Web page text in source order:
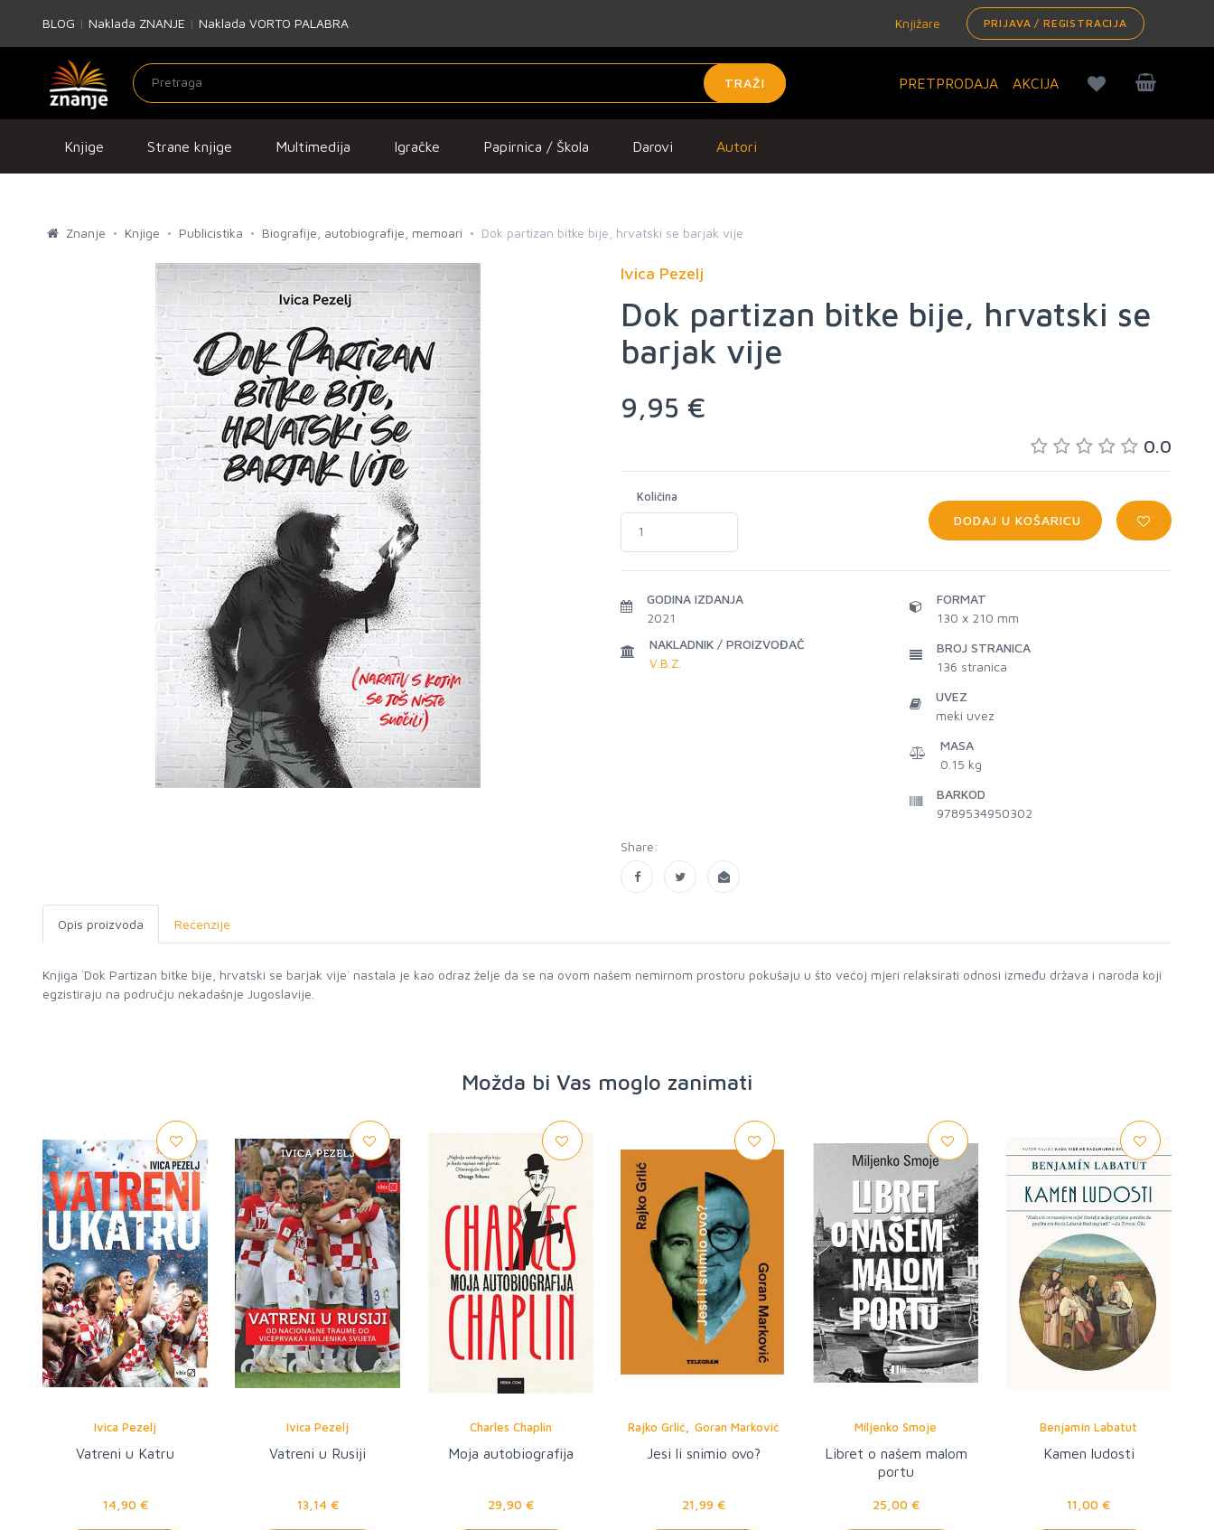
BLOG | Naklada ZNANJE | Naklada VORTO PALABRA Knjižare PRIJAVA / REGISTRACIJA
TRAŽI PRETPRODAJA AKCIJA
Knjige Strane knjige Multimedija Igračke Papirnica / Škola Darovi Autori
Znanje Knjige Publicistika Biografije, autobiografije, memoari Dok partizan bitke bije, hrvatski se barjak vije
Ivica Pezelj
Dok partizan bitke bije, hrvatski se
barjak vije
9,95 €
0.0
Količina
DODAJ U KOŠARICU
GODINA IZDANJA
2021
NAKLADNIK / PROIZVOĐAČ
V.B.Z.
FORMAT
130 x 210 mm
BROJ STRANICA
136 stranica
UVEZ
meki uvez
MASA
0.15 kg
BARKOD
9789534950302
Share:
Opis proizvoda Recenzije
Knjiga `Dok Partizan bitke bije, hrvatski se barjak vije` nastala je kao odraz želje da se na ovom našem nemirnom prostoru pokušaju u što većoj mjeri relaksirati odnosi između država i naroda koji
egzistiraju na području nekadašnje Jugoslavije.
Možda bi Vas moglo zanimati
Ivica Pezelj
Vatreni u Katru
14,90 €
Ivica Pezelj
Vatreni u Rusiji
13,14 €
Charles Chaplin
Moja autobiografija
29,90 €
Rajko Grlić ,Goran Marković
Jesi li snimio ovo?
21,99 €
Miljenko Smoje
Libret o našem malom
portu
25,00 €
Benjamín Labatut
Kamen ludosti
11,00 €